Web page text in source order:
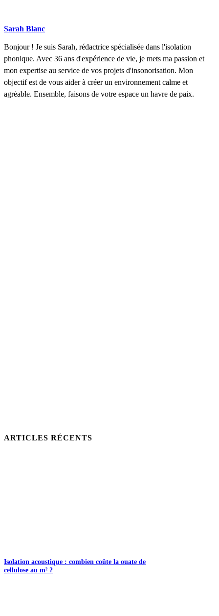
Sarah Blanc
Bonjour ! Je suis Sarah, rédactrice spécialisée dans l'isolation
phonique. Avec 36 ans d'expérience de vie, je mets ma passion et
mon expertise au service de vos projets d'insonorisation. Mon
objectif est de vous aider à créer un environnement calme et
agréable. Ensemble, faisons de votre espace un havre de paix.
ARTICLES RÉCENTS
Isolation acoustique : combien coûte la ouate de
cellulose au m² ?